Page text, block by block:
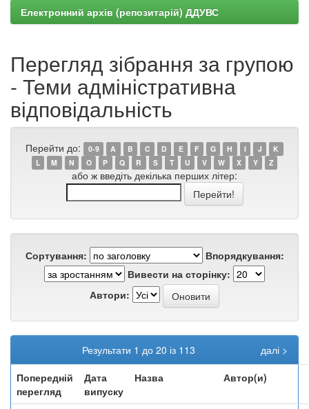
Електронний архів (репозитарій) ДДУВС
Перегляд зібрання за групою
- Теми адміністративна
відповідальність
Перейти до: 0-9 A B C D E F G H I J
K
L
M N O P Q R S T U V W X Y Z
або ж введіть декілька перших літер:
Сортування:
Впорядкування:
Вивести на сторінку:
Автори:
Результати 1 до 20 із 113
далі >
Попередній
перегляд
Дата
випуску
Назва Автор(и)